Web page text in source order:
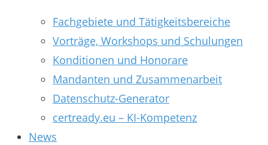
Fachgebiete und Tätigkeitsbereiche
Vorträge, Workshops und Schulungen
Konditionen und Honorare
Mandanten und Zusammenarbeit
Datenschutz-Generator
certready.eu – KI-Kompetenz
News